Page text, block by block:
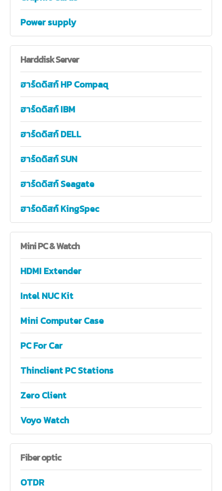
Power supply
HarddiskServer
ฮาร์ดดิสก์ HP Compaq
ฮาร์ดดิสก์ IBM
ฮาร์ดดิสก์ DELL
ฮาร์ดดิสก์ SUN
ฮาร์ดดิสก์ Seagate
ฮาร์ดดิสก์ KingSpec
MiniPC & Watch
HDMI Extender
Intel NUC Kit
Mini Computer Case
PC For Car
Thinclient PC Stations
Zero Client
Voyo Watch
Fiberoptic
OTDR